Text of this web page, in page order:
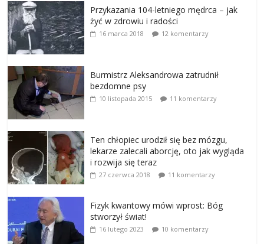
Przykazania 104-letniego mędrca – jak
żyć w zdrowiu i radości
16 marca 2018 12 komentarzy
Burmistrz Aleksandrowa zatrudnił
bezdomne psy
10 listopada 2015 11 komentarzy
Ten chłopiec urodził się bez mózgu,
lekarze zalecali aborcję, oto jak wygląda
i rozwija się teraz
27 czerwca 2018 11 komentarzy
Fizyk kwantowy mówi wprost: Bóg
stworzył świat!
16 lutego 2023 10 komentarzy